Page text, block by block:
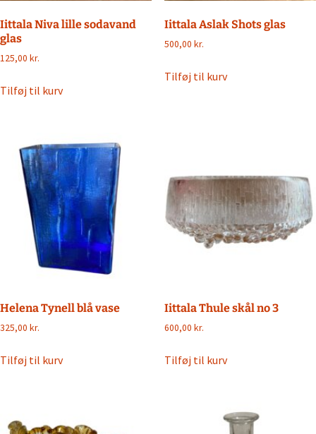
Iittala Niva lille sodavand
glas
125,00 kr.
Tilføj til kurv
Iittala Aslak Shots glas
500,00 kr.
Tilføj til kurv
Helena Tynell blå vase
325,00 kr.
Tilføj til kurv
Iittala Thule skål no 3
600,00 kr.
Tilføj til kurv